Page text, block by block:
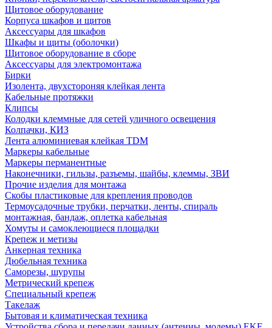
Щитовое оборудование
Корпуса шкафов и щитов
Аксессуары для шкафов
Шкафы и щиты (оболочки)
Щитовое оборудование в сборе
Аксессуары для электромонтажа
Бирки
Изолента, двухстороняя клейкая лента
Кабельные протяжки
Клипсы
Колодки клеммные для сетей уличного освещения
Колпачки, КИЗ
Лента алюминиевая клейкая TDM
Маркеры кабельные
Маркеры перманентные
Наконечники, гильзы, разъемы, шайбы, клеммы, ЗВИ
Прочие изделия для монтажа
Скобы пластиковые для крепления проводов
Термоусадочные трубки, перчатки, ленты, спираль
монтажная, бандаж, оплетка кабельная
Хомуты и самоклеющиеся площадки
Крепеж и метизы
Анкерная техника
Дюбельная техника
Саморезы, шурупы
Метрический крепеж
Специальный крепеж
Такелаж
Бытовая и климатическая техника